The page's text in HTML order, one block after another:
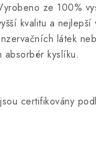
ze 100%
kvalitu a nejlepší
látek
absorbér kyslíku.
certifikovány